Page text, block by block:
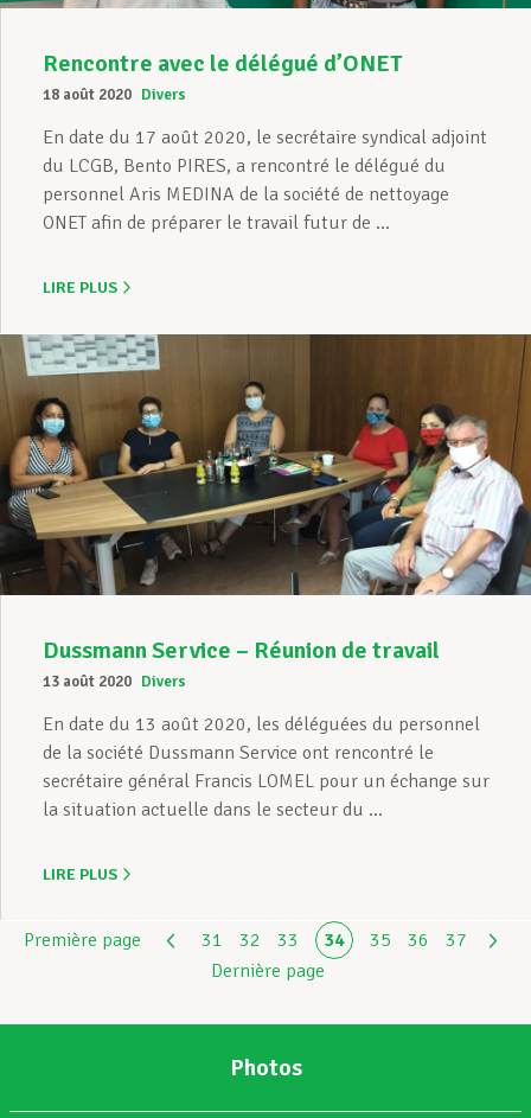
Rencontre avec le délégué d’ONET
18 août 2020 Divers
En date du 17 août 2020, le secrétaire syndical adjoint
du LCGB, Bento PIRES, a rencontré le délégué du
personnel Aris MEDINA de la société de nettoyage
ONET afin de préparer le travail futur de ...
LIRE PLUS
Dussmann Service – Réunion de travail
13 août 2020 Divers
En date du 13 août 2020, les déléguées du personnel
de la société Dussmann Service ont rencontré le
secrétaire général Francis LOMEL pour un échange sur
la situation actuelle dans le secteur du ...
LIRE PLUS
Première page 31 32 33 34 35 36
37
Dernière page
Photos